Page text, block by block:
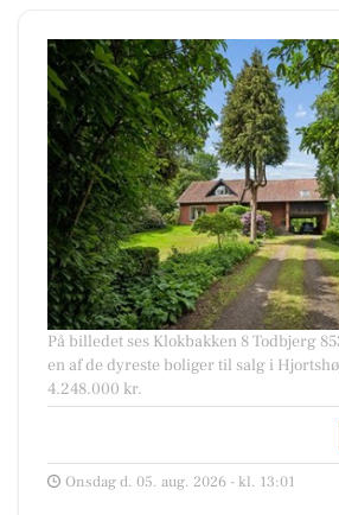
På billedet ses Klokbakken 8 Todbjerg
en af de dyreste boliger til salg i
4.248.000 kr.
Onsdag d. 05. aug. 2026 - kl. 13:01